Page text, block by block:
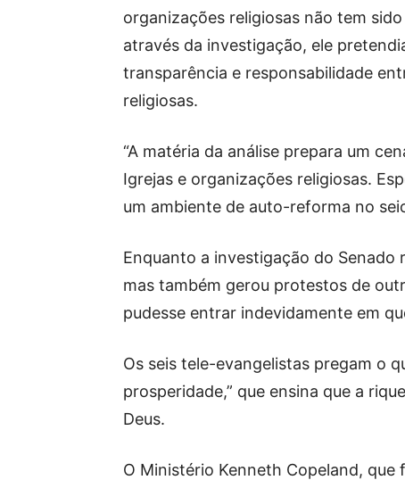
organizações religiosas não tem
através da investigação, ele
transparência e responsabilidade
religiosas.
“A matéria da análise prepara um
Igrejas e organizações religiosas.
um ambiente de auto-reforma no
Enquanto a investigação do Senado
mas também gerou protestos de
pudesse entrar indevidamente em
Os seis tele-evangelistas pregam o
prosperidade,” que ensina que a
Deus.
O Ministério Kenneth Copeland,